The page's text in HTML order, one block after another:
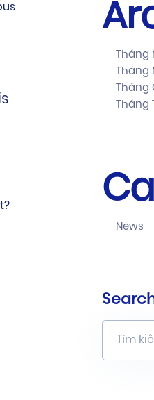
Tháng
Tháng
Tháng
Tháng
News